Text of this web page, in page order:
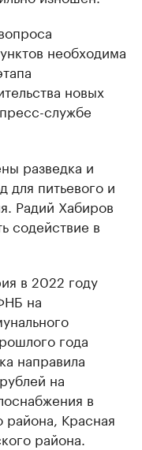
необходима
новых
службе
разведка и
для питьевого и
Радий Хабиров
содействие в
в 2022 году
на
года
направила
на
в
района, Красная
района.